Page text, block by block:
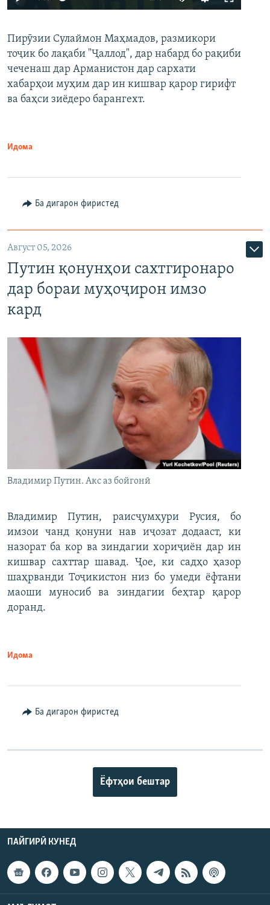
Auto 240p 360p 480p
720p 1080p
360p
480p
Пирӯзии Сулаймон Маҳмадов, размикори
тоҷик бо лақаби "Ҷаллод", дар набард бо рақиби
чеченаш дар Арманистон дар сархати
хабарҳои муҳим дар ин кишвар қарор гирифт
ва баҳси зиёдеро барангехт.
Идома
Ба дигарон фиристед
Август 05, 2026
Путин қонунҳои сахтгиронаро
дар бораи муҳоҷирон имзо
кард
Владимир Путин. Акс аз бойгонӣ
Владимир Путин, раисҷумҳури Русия, бо
имзои чанд қонуни нав иҷозат додааст, ки
назорат ба кор ва зиндагии хориҷиён дар ин
кишвар сахттар шавад. Ҷое, ки садҳо ҳазор
шаҳрванди Тоҷикистон низ бо умеди ёфтани
маоши муносиб ва зиндагии беҳтар қарор
доранд.
Идома
Ба дигарон фиристед
Ёфтҳои бештар
ПАЙГИРӢ КУНЕД